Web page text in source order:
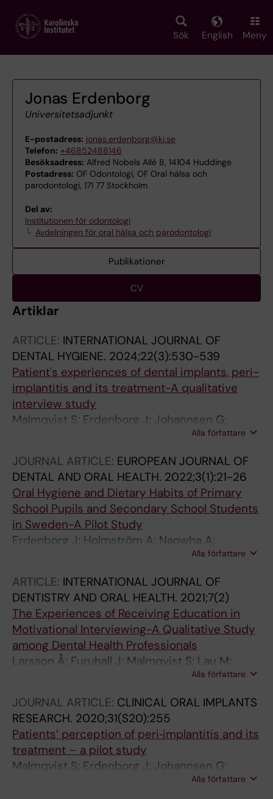
main
Sök English Meny
Jonas Erdenborg
Universitetsadjunkt
E-postadress: jonas.erdenborg@ki.se
Telefon: +46852488146
Besöksadress: Alfred Nobels Allé 8, 14104 Huddinge
Postadress: OF Odontologi, OF Oral hälsa och
parodontologi, 171 77 Stockholm
Del av:
Institutionen för odontologi
Avdelningen för oral hälsa och parodontologi
Publikationer
CV
Artiklar
ARTICLE: INTERNATIONAL JOURNAL OF
DENTAL HYGIENE. 2024;22(3):530-539
Patient's experiences of dental implants, peri-
implantitis and its treatment-A qualitative
interview study
Malmqvist S; Erdenborg J; Johannsen G;
Alla författare
JOURNAL ARTICLE: EUROPEAN JOURNAL OF
DENTAL AND ORAL HEALTH. 2022;3(1):21-26
Oral Hygiene and Dietary Habits of Primary
School Pupils and Secondary School Students
in Sweden-A Pilot Study
Erdenborg J; Holmström A; Naowha A;
Barsoum C; Chavoshlu S; Malmqvist S;Alla författare
ARTICLE: INTERNATIONAL JOURNAL OF
DENTISTRY AND ORAL HEALTH. 2021;7(2)
The Experiences of Receiving Education in
Motivational Interviewing-A Qualitative Study
among Dental Health Professionals
Larsson Å; Furuhall J; Malmqvist S; Lau M;
Alla författare
JOURNAL ARTICLE: CLINICAL ORAL IMPLANTS
RESEARCH. 2020;31(S20):255
Patients’ perception of peri‐implantitis and its
treatment – a pilot study
Malmqvist S; Erdenborg J; Johannsen G;
Alla författare